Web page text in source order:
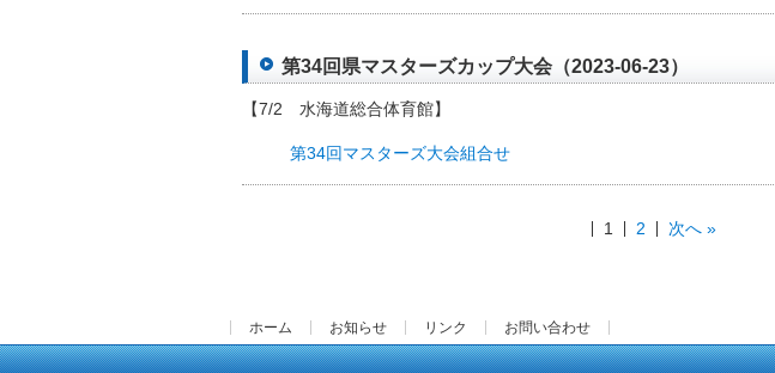
第34回県マスターズカップ大会（2023-06-23）
【7/2 水海道総合体育館】
第34回マスターズ大会組合せ
1 2 次へ »
ホーム お知らせ リンク お問い合わせ